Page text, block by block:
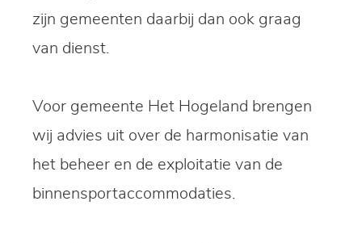
zijn gemeenten daarbij dan ook graag
van dienst.
Voor gemeente Het Hogeland brengen
wij advies uit over de harmonisatie van
het beheer en de exploitatie van de
binnensportaccommodaties.